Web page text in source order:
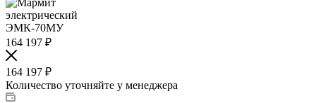
164 197 ₽
164 197 ₽
Количество уточняйте у менеджера